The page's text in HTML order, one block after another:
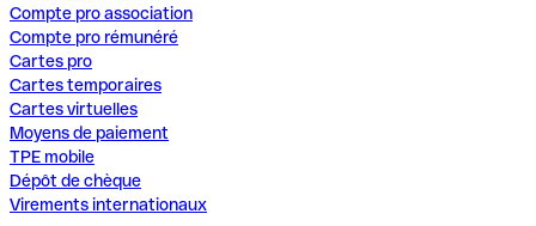
Compte pro association
Compte pro rémunéré
Cartes pro
Cartes temporaires
Cartes virtuelles
Moyens de paiement
TPE mobile
Dépôt de chèque
Virements internationaux